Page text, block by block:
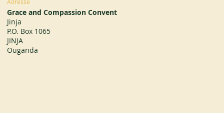
Grace and Compassion Convent
Jinja
P.O. Box 1065
JINJA
Ouganda